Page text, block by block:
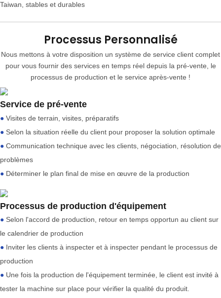
Taiwan, stables et durables
Processus Personnalisé
Nous mettons à votre disposition un système de service client complet
pour vous fournir des services en temps réel depuis la pré-vente, le
processus de production et le service après-vente !
Service de pré-vente
● Visites de terrain, visites, préparatifs
● Selon la situation réelle du client pour proposer la solution optimale
● Communication technique avec les clients, négociation, résolution de
problèmes
● Déterminer le plan final de mise en œuvre de la production
Processus de production d'équipement
● Selon l'accord de production, retour en temps opportun au client sur
le calendrier de production
● Inviter les clients à inspecter et à inspecter pendant le processus de
production
● Une fois la production de l'équipement terminée, le client est invité à
tester la machine sur place pour vérifier la qualité du produit.